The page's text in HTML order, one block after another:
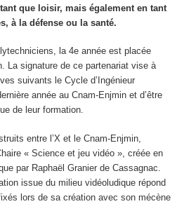
que loisir, mais également en tant
à la défense ou la santé.
la 4e année est placée
La signature de ce partenariat vise à
suivants le Cycle d’Ingénieur
année au Cnam-Enjmin et d’être
de leur formation.
entre l’X et le Cnam-Enjmin,
« Science et jeu vidéo », créée en
par Raphaël Granier de Cassagnac.
issue du milieu vidéoludique répond
lors de sa création avec son mécène